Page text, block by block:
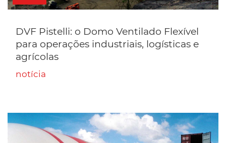
DVF Pistelli: o Domo Ventilado Flexível
para operações industriais, logísticas e
agrícolas
notícia